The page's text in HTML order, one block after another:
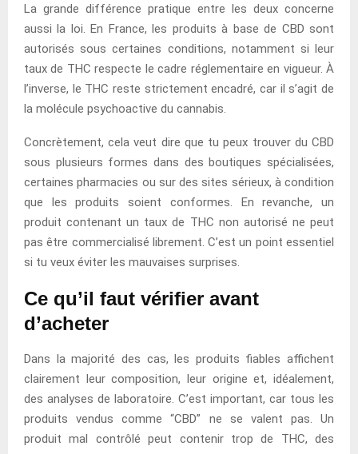
La grande différence pratique entre les deux concerne
aussi la loi. En France, les produits à base de CBD sont
autorisés sous certaines conditions, notamment si leur
taux de THC respecte le cadre réglementaire en vigueur. À
l’inverse, le THC reste strictement encadré, car il s’agit de
la molécule psychoactive du cannabis.
Concrètement, cela veut dire que tu peux trouver du CBD
sous plusieurs formes dans des boutiques spécialisées,
certaines pharmacies ou sur des sites sérieux, à condition
que les produits soient conformes. En revanche, un
produit contenant un taux de THC non autorisé ne peut
pas être commercialisé librement. C’est un point essentiel
si tu veux éviter les mauvaises surprises.
Ce qu’il faut vérifier avant
d’acheter
Dans la majorité des cas, les produits fiables affichent
clairement leur composition, leur origine et, idéalement,
des analyses de laboratoire. C’est important, car tous les
produits vendus comme “CBD” ne se valent pas. Un
produit mal contrôlé peut contenir trop de THC, des